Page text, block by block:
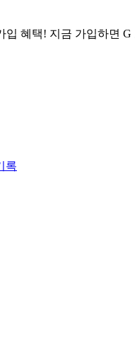
입 혜택! 지금 가입하면 G
록